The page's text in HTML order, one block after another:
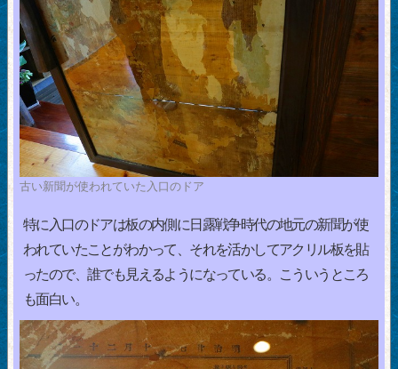
古い新聞が使われていた入口のドア
特に入口のドアは板の内側に日露戦争時代の地元の新聞が使
われていたことがわかって、それを活かしてアクリル板を貼
ったので、誰でも見えるようになっている。こういうところ
も面白い。